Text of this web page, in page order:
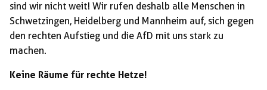
sind wir nicht weit! Wir rufen deshalb alle Menschen in
Schwetzingen, Heidelberg und Mannheim auf, sich gegen
den rechten Aufstieg und die AfD mit uns stark zu
machen.
Keine Räume für rechte Hetze!